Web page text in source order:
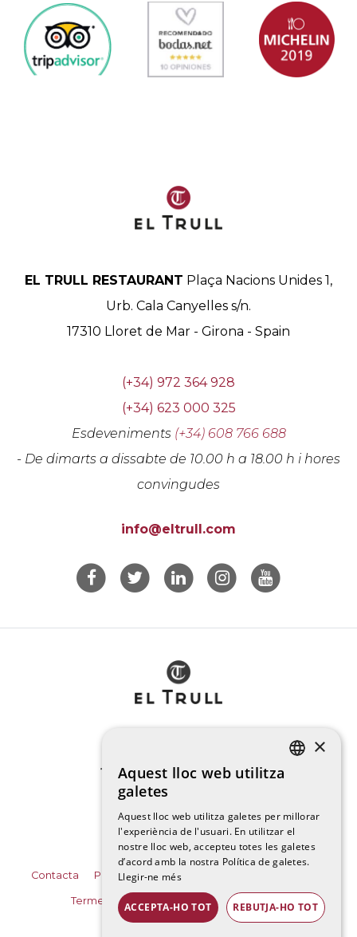
EL TRULL RESTAURANT Plaça Nacions Unides 1,
Urb. Cala Canyelles s/n.
17310 Lloret de Mar - Girona - Spain
(+34) 972 364 928
(+34) 623 000 325
Esdeveniments (+34) 608 766 688
- De dimarts a dissabte de 10.00 h a 18.00 h i hores
convingudes
info@eltrull.com
Contacta Política de Protecció de Dades
Termes i condicions Política de cookies
SPANISH
FRENCH
×
Aquest lloc web utilitza
galetes
Aquest lloc web utilitza galetes per millorar
l'experiència de l'usuari. En utilitzar el
nostre lloc web, accepteu totes les galetes
d’acord amb la nostra Política de galetes.
Llegir-ne més
ACCEPTA-HO TOT REBUTJA-HO TOT